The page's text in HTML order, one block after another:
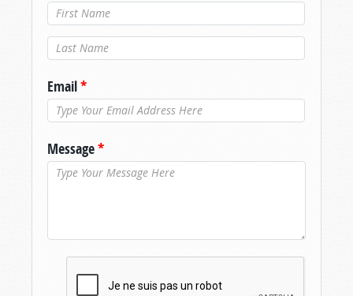
Nom de
famille*
Email*
Message*